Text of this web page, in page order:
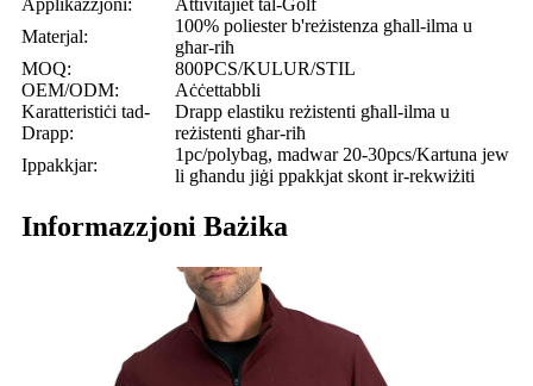
Materjal:
100% poliester b'reżistenza għall-ilma u
għar-riħ
MOQ:
800PCS/KULUR/STIL
OEM/ODM:
Aċċettabbli
Karatteristiċi tad-
Drapp:
Drapp elastiku reżistenti għall-ilma u
reżistenti għar-riħ
Ippakkjar:
1pc/polybag, madwar 20-30pcs/Kartuna jew
li għandu jiġi ppakkjat skont ir-rekwiżiti
Informazzjoni Bażika